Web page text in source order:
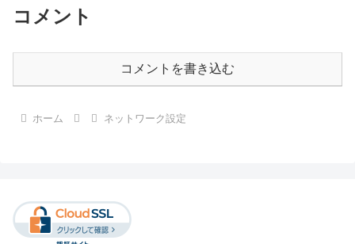
コメント
コメントを書き込む
ホーム ネットワーク設定